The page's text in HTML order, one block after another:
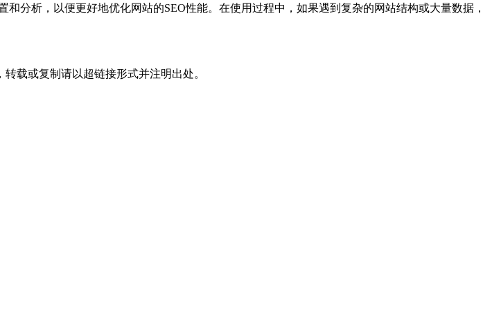
和分析，以便更好地优化网站的SEO性能。在使用过程中，如果遇到复杂的网站结构或大量数据，
转载或复制请以超链接形式并注明出处。